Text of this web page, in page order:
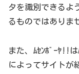
タを識別できるよ
るものではありま
また、ﾑｾﾝﾎﾞｰﾔ!!
によってサイトが